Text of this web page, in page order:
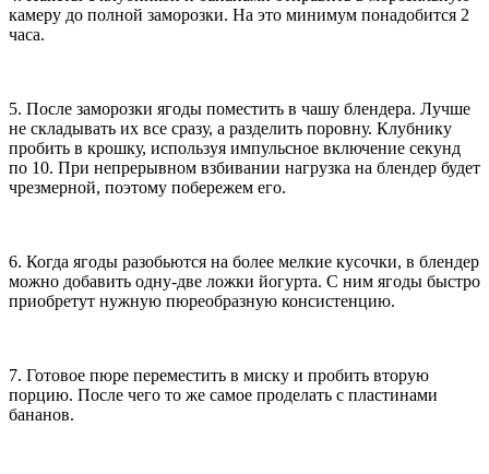
камеру до полной заморозки. На это минимум понадобится 2
часа.
5. После заморозки ягоды поместить в чашу блендера. Лучше
не складывать их все сразу, а разделить поровну. Клубнику
пробить в крошку, используя импульсное включение секунд
по 10. При непрерывном взбивании нагрузка на блендер будет
чрезмерной, поэтому побережем его.
6. Когда ягоды разобьются на более мелкие кусочки, в блендер
можно добавить одну-две ложки йогурта. С ним ягоды быстро
приобретут нужную пюреобразную консистенцию.
7. Готовое пюре переместить в миску и пробить вторую
порцию. После чего то же самое проделать с пластинами
бананов.